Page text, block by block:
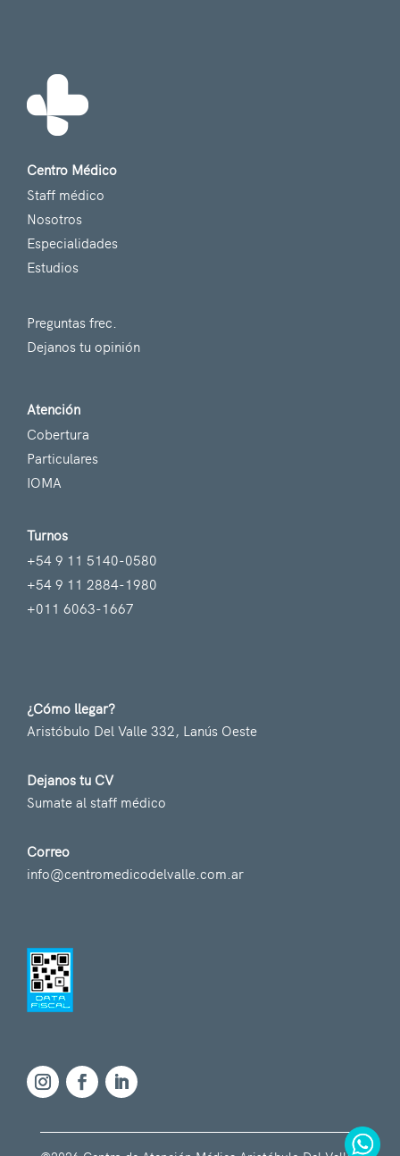
Centro Médico
Staff médico
Nosotros
Especialidades
Estudios
Preguntas frec.
Dejanos tu opinión
Atención
Cobertura
Particulares
IOMA
Turnos
+54 9 11 5140-0580
+54 9 11 2884-1980
+011 6063-1667
¿Cómo llegar?
Aristóbulo Del Valle 332, Lanús Oeste
Dejanos tu CV
Sumate al staff médico
Correo
info@centromedicodelvalle.com.ar